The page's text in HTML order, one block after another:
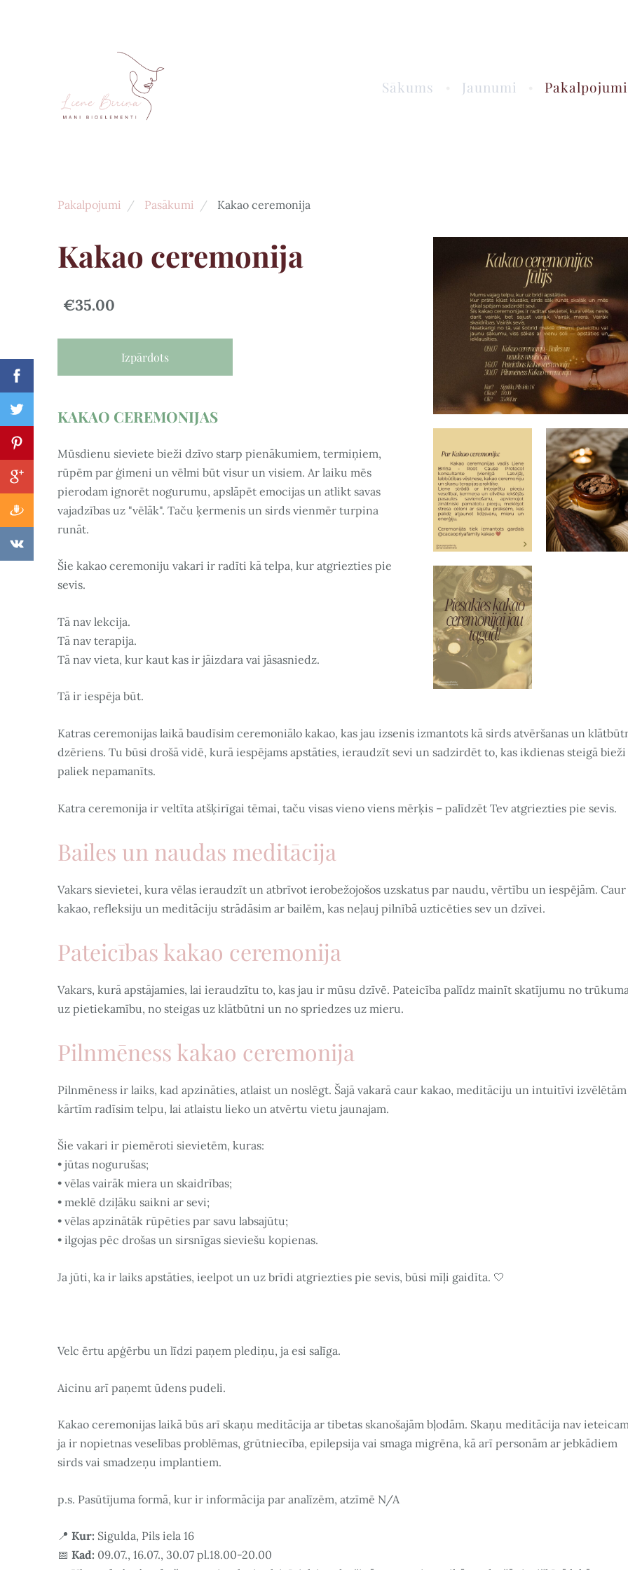
Sākums Jaunumi Pakalpojumi
Pakalpojumi Pasākumi Kakao ceremonija
Kakao ceremonija
€35.00
Izpārdots
KAKAO CEREMONIJAS
Mūsdienu sieviete bieži dzīvo starp pienākumiem, termiņiem,
rūpēm par ģimeni un vēlmi būt visur un visiem. Ar laiku mēs
pierodam ignorēt nogurumu, apslāpēt emocijas un atlikt savas
vajadzības uz "vēlāk". Taču ķermenis un sirds vienmēr turpina
runāt.
Šie kakao ceremoniju vakari ir radīti kā telpa, kur atgriezties pie
sevis.
Tā nav lekcija.
Tā nav terapija.
Tā nav vieta, kur kaut kas ir jāizdara vai jāsasniedz.
Tā ir iespēja būt.
Katras ceremonijas laikā baudīsim ceremoniālo kakao, kas jau izsenis izmantots kā sirds atvēršanas un
dzēriens. Tu būsi drošā vidē, kurā iespējams apstāties, ieraudzīt sevi un sadzirdēt to, kas ikdienas steigā bieži
paliek nepamanīts.
Katra ceremonija ir veltīta atšķirīgai tēmai, taču visas vieno viens mērķis – palīdzēt Tev atgriezties pie sevis.
Bailes un naudas meditācija
Vakars sievietei, kura vēlas ieraudzīt un atbrīvot ierobežojošos uzskatus par naudu, vērtību un iespējām. Caur
kakao, refleksiju un meditāciju strādāsim ar bailēm, kas neļauj pilnībā uzticēties sev un dzīvei.
Pateicības kakao ceremonija
Vakars, kurā apstājamies, lai ieraudzītu to, kas jau ir mūsu dzīvē. Pateicība palīdz mainīt skatījumu no
uz pietiekamību, no steigas uz klātbūtni un no spriedzes uz mieru.
Pilnmēness kakao ceremonija
Pilnmēness ir laiks, kad apzināties, atlaist un noslēgt. Šajā vakarā caur kakao, meditāciju un intuitīvi izvēlētām
kārtīm radīsim telpu, lai atlaistu lieko un atvērtu vietu jaunajam.
Šie vakari ir piemēroti sievietēm, kuras:
• jūtas nogurušas;
• vēlas vairāk miera un skaidrības;
• meklē dziļāku saikni ar sevi;
• vēlas apzinātāk rūpēties par savu labsajūtu;
• ilgojas pēc drošas un sirsnīgas sieviešu kopienas.
Ja jūti, ka ir laiks apstāties, ieelpot un uz brīdi atgriezties pie sevis, būsi mīļi gaidīta. 🤍
Velc ērtu apģērbu un līdzi paņem plediņu, ja esi salīga.
Aicinu arī paņemt ūdens pudeli.
Kakao ceremonijas laikā būs arī skaņu meditācija ar tibetas skanošajām bļodām. Skaņu meditācija nav
ja ir nopietnas veselības problēmas, grūtniecība, epilepsija vai smaga migrēna, kā arī personām ar jebkādiem
sirds vai smadzeņu implantiem.
p.s. Pasūtījuma formā, kur ir informācija par analīzēm, atzīmē N/A
📍 Kur: Sigulda, Pils iela 16
📅 Kad: 09.07., 16.07., 30.07 pl.18.00-20.00